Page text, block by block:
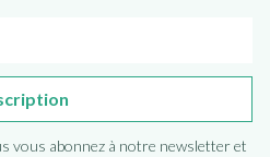
vous abonnez à notre newsletter et